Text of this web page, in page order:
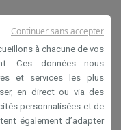
vente
à chacune de vos
Ces données nous
et services les plus
en direct ou via des
personnalisées et de
également d’adapter
Continuer sans accepter